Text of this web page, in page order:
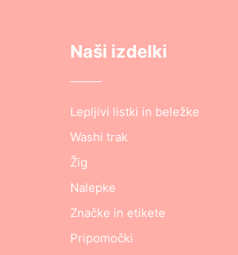
Naši izdelki
Lepljivi listki in beležke
Washi trak
Žig
Nalepke
Značke in etikete
Pripomočki